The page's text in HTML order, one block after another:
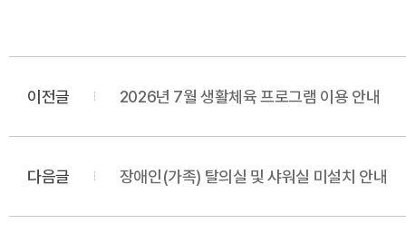
이전글 2026년 7월 생활체육 프로그램 이용 안내
다음글 장애인(가족) 탈의실 및 샤워실 미설치 안내